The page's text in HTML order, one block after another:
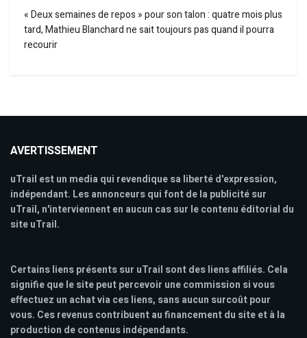
« Deux semaines de repos » pour son talon : quatre mois plus
tard, Mathieu Blanchard ne sait toujours pas quand il pourra
recourir
AVERTISSEMENT
uTrail est un media qui revendique sa liberté d'expression,
indépendant. Les annonceurs qui font de la publicité sur
uTrail, n'interviennent en aucun cas sur le contenu éditorial du
site uTrail.
Certains liens présents sur uTrail sont des liens affiliés. Cela
signifie que le site peut percevoir une commission si vous
effectuez un achat via ces liens, sans aucun surcoût pour
vous. Ces revenus contribuent au financement du site et à la
production de contenus indépendants.